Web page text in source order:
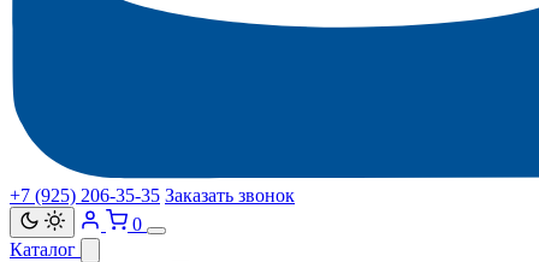
+7 (925) 206‑35‑35 Заказать звонок
0
Каталог